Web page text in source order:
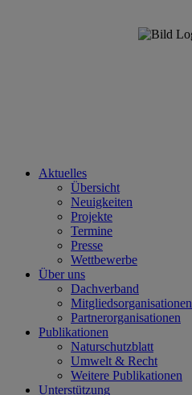
Aktuelles
Übersicht
Neuigkeiten
Projekte
Termine
Presse
Wettbewerbe
Über uns
Dachverband
Mitgliedsorganisationen
Partnerorganisationen
Publikationen
Naturschutzblatt
Umwelt & Recht
Weitere Publikationen
Unterstützung